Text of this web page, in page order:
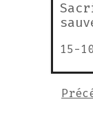
15-